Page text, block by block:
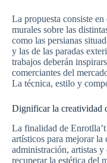
La propuesta consiste
murales sobre las
como las persianas
y las de las paradas
trabajos deberán
comerciantes del
La técnica, estilo y
Dignificar la creatividad
La finalidad de
artísticos para mejorar la
administración, artistas
recuperar la estética del